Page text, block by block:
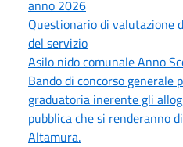
anno 2026
Questionario di valutazione
del servizio
Asilo nido comunale Anno
Bando di concorso generale
graduatoria inerente gli
pubblica che si renderanno
Altamura.